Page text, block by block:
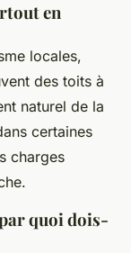
en
locales,
des toits à
naturel de la
certaines
charges
quoi dois-